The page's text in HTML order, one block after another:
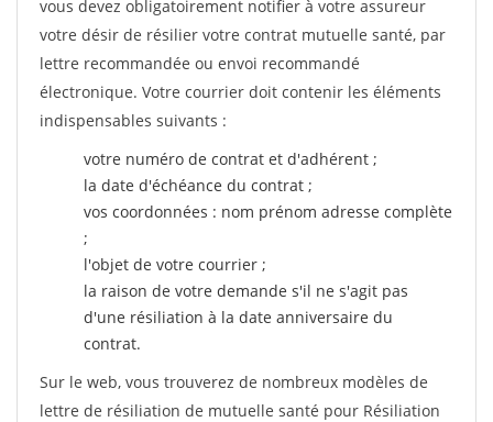
vous devez obligatoirement notifier à votre assureur
votre désir de résilier votre contrat mutuelle santé, par
lettre recommandée ou envoi recommandé
électronique. Votre courrier doit contenir les éléments
indispensables suivants :
votre numéro de contrat et d'adhérent ;
la date d'échéance du contrat ;
vos coordonnées : nom prénom adresse complète
;
l'objet de votre courrier ;
la raison de votre demande s'il ne s'agit pas
d'une résiliation à la date anniversaire du
contrat.
Sur le web, vous trouverez de nombreux modèles de
lettre de résiliation de mutuelle santé pour Résiliation